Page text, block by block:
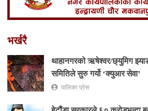
भर्खरै
थाहानगरकाे ऋषेश्वर/छ्युमिग
समितिले सुरु गर्यो ‘क्युआर सेवा’
पालिका प्रेस